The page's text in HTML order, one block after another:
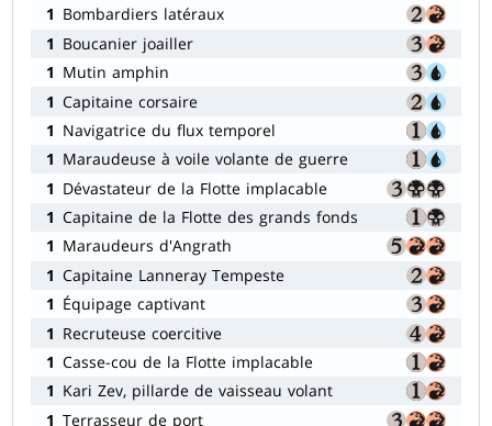
1 Bombardiers latéraux
1 Boucanier joailler
1 Mutin amphin
1 Capitaine corsaire
1 Navigatrice du flux temporel
1 Maraudeuse à voile volante de guerre
1 Dévastateur de la Flotte implacable
1 Capitaine de la Flotte des grands fonds
1 Maraudeurs d'Angrath
1 Capitaine Lanneray Tempeste
1 Équipage captivant
1 Recruteuse coercitive
1 Casse-cou de la Flotte implacable
1 Kari Zev, pillarde de vaisseau volant
1 Terrasseur de port